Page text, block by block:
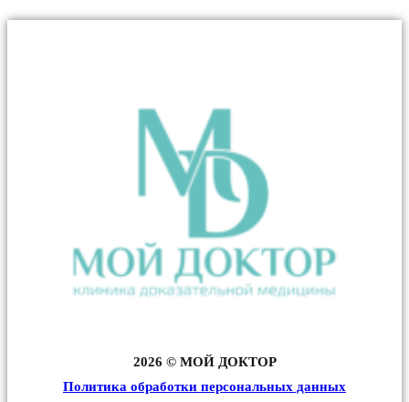
2026 © МОЙ ДОКТОР
Политика обработки персональных данных